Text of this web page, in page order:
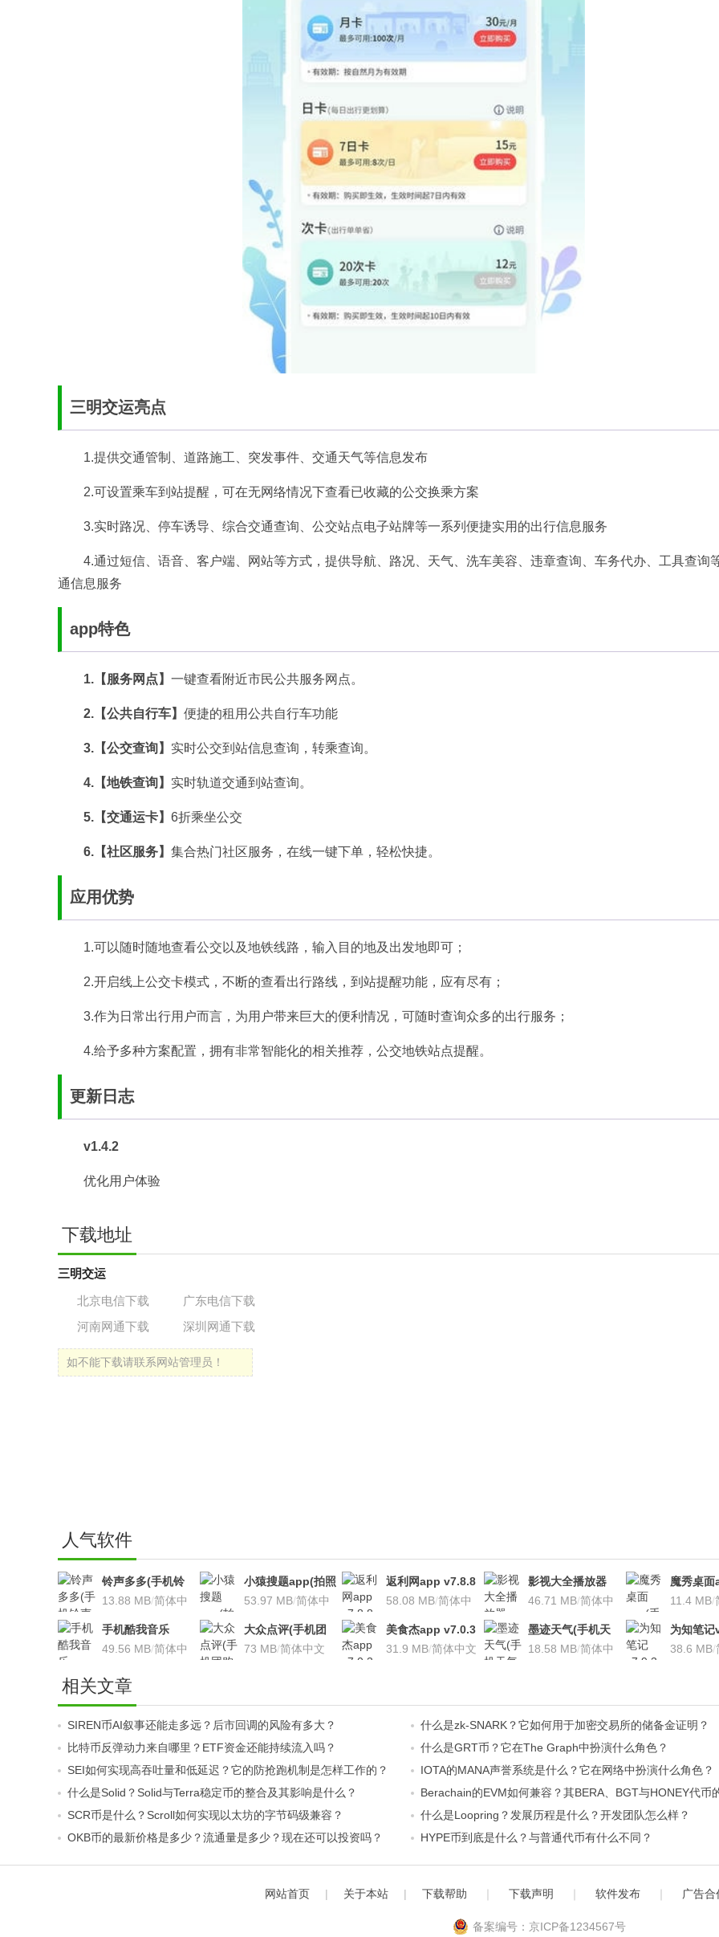
三明交运亮点
1.提供交通管制、道路施工、突发事件、交通天气等信息发布
2.可设置乘车到站提醒，可在无网络情况下查看已收藏的公交换乘方案
3.实时路况、停车诱导、综合交通查询、公交站点电子站牌等一系列便捷实用的出行信息服务
4.通过短信、语音、客户端、网站等方式，提供导航、路况、天气、洗车美容、违章查询、车务代办、工具查询
通信息服务
app特色
1.【服务网点】 一键查看附近市民公共服务网点。
2.【公共自行车】 便捷的租用公共自行车功能
3.【公交查询】 实时公交到站信息查询，转乘查询。
4.【地铁查询】 实时轨道交通到站查询。
5.【交通运卡】 6折乘坐公交
6.【社区服务】 集合热门社区服务，在线一键下单，轻松快捷。
应用优势
1.可以随时随地查看公交以及地铁线路，输入目的地及出发地即可；
2.开启线上公交卡模式，不断的查看出行路线，到站提醒功能，应有尽有；
3.作为日常出行用户而言，为用户带来巨大的便利情况，可随时查询众多的出行服务；
4.给予多种方案配置，拥有非常智能化的相关推荐，公交地铁站点提醒。
更新日志
v1.4.2
优化用户体验
下载地址
三明交运
北京电信下载
广东电信下载
河南网通下载
深圳网通下载
如不能下载请联系网站管理员！
人气软件
铃声多多(手机铃
声软件)v8.7.66 安
13.88 MB/简体中
小猿搜题app(拍照
搜题利器)V9.7.2安
53.97 MB/简体中
返利网app v7.8.8
安卓版
58.08 MB/简体中
影视大全播放器
v3.1.7 安卓版
46.71 MB/简体中
魔秀桌
桌面软件
11.4 MB/
手机酷我音乐
V9.2.3.5 安卓版
49.56 MB/简体中
大众点评(手机团
购软件)V10.18.4
73 MB/简体中文
美食杰app v7.0.3
安卓版
31.9 MB/简体中文
墨迹天气(手机天
气软
18.58 MB/简体中
为知笔
装本地
38.6 MB/
相关文章
SIREN币AI叙事还能走多远？后市回调的风险有多大？
什么是zk-SNARK？它如何用于加密交易所的储备金证明？
比特币反弹动力来自哪里？ETF资金还能持续流入吗？
什么是GRT币？它在The Graph中扮演什么角色？
SEI如何实现高吞吐量和低延迟？它的防抢跑机制是怎样工作的？
IOTA的MANA声誉系统是什么？它在网络中扮演什么角色？
什么是Solid？Solid与Terra稳定币的整合及其影响是什么？
Berachain的EVM如何兼容？其BERA、BGT与HONEY代币
SCR币是什么？Scroll如何实现以太坊的字节码级兼容？
什么是Loopring？发展历程是什么？开发团队怎么样？
OKB币的最新价格是多少？流通量是多少？现在还可以投资吗？
HYPE币到底是什么？与普通代币有什么不同？
网站首页 | 关于本站 | 下载帮助 下载声明 软件发布 广告合
备案编号：京ICP备1234567号